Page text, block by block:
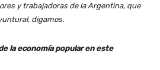
y trabajadoras de la Argentina, que
digamos.
la economía popular en este